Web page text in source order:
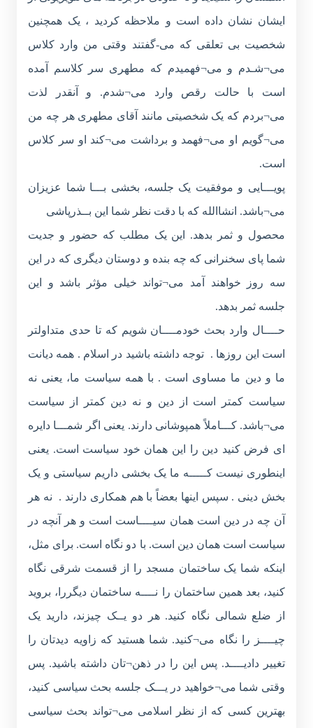
ایشان نشان داده است و ملاحظه کردید ، یک همچنین
شخصیت بی تعلقی که می-گفتند وقتی من وارد کلاس
می¬شـدم و می¬فهمیدم که مطهری سر کلاسم آمده
است با حالت رقص وارد می¬شدم. و آنقدر لذت
می¬بردم که یک شخصیتی مانند آقای مطهری هر چه من
می¬گویم او می¬فهمد و برداشت می¬کند او سر کلاس
است.
پویـــایی و موفقیت یک جلسه، بخشی بـــا شما عزیزان
می¬باشد. انشاالله که با دقت نظر شما این بــذرپاشی
محصول و ثمر بدهد. این یک مطلب که حضور و جدیت
شما پای سخنرانی که چه بنده و دوستان دیگری که در این
سه روز خواهند آمد می¬تواند خیلی مؤثر باشد و این
جلسه ثمر بدهد.
حــــال وارد بحث خودمــــان شویم که تا حدی متداولتر
است این روزها . توجه داشته باشید در اسلام . همه دیانت
ما و دین ما مساوی است . با همه سیاست ما، یعنی نه
سیاست کمتر است از دین و نه دین کمتر از سیاست
می¬باشد. کـــاملاً همپوشانی دارند. یعنی اگر شمـــا دایره
ای فرض کنید دین را این همان خود سیاست است. یعنی
اینطوری نیست کـــــه ما یک بخشی داریم سیاستی و یک
بخش دینی . سپس اینها بعضاً با هم همکاری دارند . نه هر
آن چه در دین است همان سیــــاست است و هر آنچه در
سیاست است همان دین است. با دو نگاه است. برای مثل،
اینکه شما یک ساختمان مسجد را از قسمت شرقی نگاه
کنید، بعد همین ساختمان را نــــه ساختمان دیگررا، بروید
از ضلع شمالی نگاه کنید. هر دو یــک چیزند، دارید یک
چیــــز را نگاه می¬کنید. شما هستید که زاویه دیدتان را
تغییر دادیــــد. پس این را در ذهن¬تان داشته باشید. پس
وقتی شما می¬خواهید در یـــک جلسه بحث سیاسی کنید،
بهترین کسی که از نظر اسلامی می¬تواند بحث سیاسی